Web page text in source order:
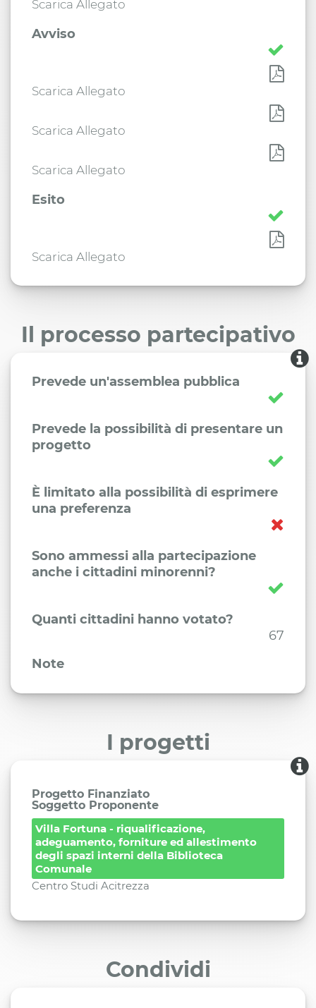
Scarica Allegato
Avviso
Scarica Allegato
Scarica Allegato
Scarica Allegato
Esito
Scarica Allegato
Il processo partecipativo
Prevede un'assemblea pubblica
Prevede la possibilità di presentare un
progetto
È limitato alla possibilità di esprimere
una preferenza
Sono ammessi alla partecipazione
anche i cittadini minorenni?
Quanti cittadini hanno votato?
67
Note
I progetti
Progetto Finanziato
Soggetto Proponente
Villa Fortuna - riqualificazione,
adeguamento, forniture ed allestimento
degli spazi interni della Biblioteca
Comunale
Centro Studi Acitrezza
Condividi